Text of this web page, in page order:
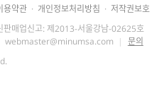
용약관 · 개인정보처리방침 · 저작권보호
판매업신고: 제2013-서울강남-02625호
webmaster@minumsa.com | 문의